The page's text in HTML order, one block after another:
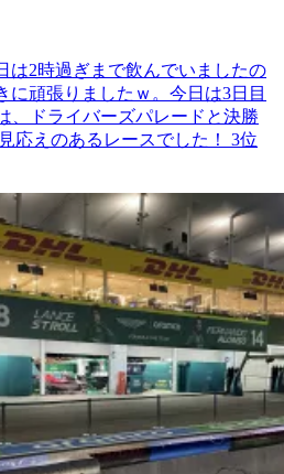
は2時過ぎまで飲んでいましたの
に頑張りましたｗ。今日は3日目
、ドライバーズパレードと決勝
応えのあるレースでした！ 3位